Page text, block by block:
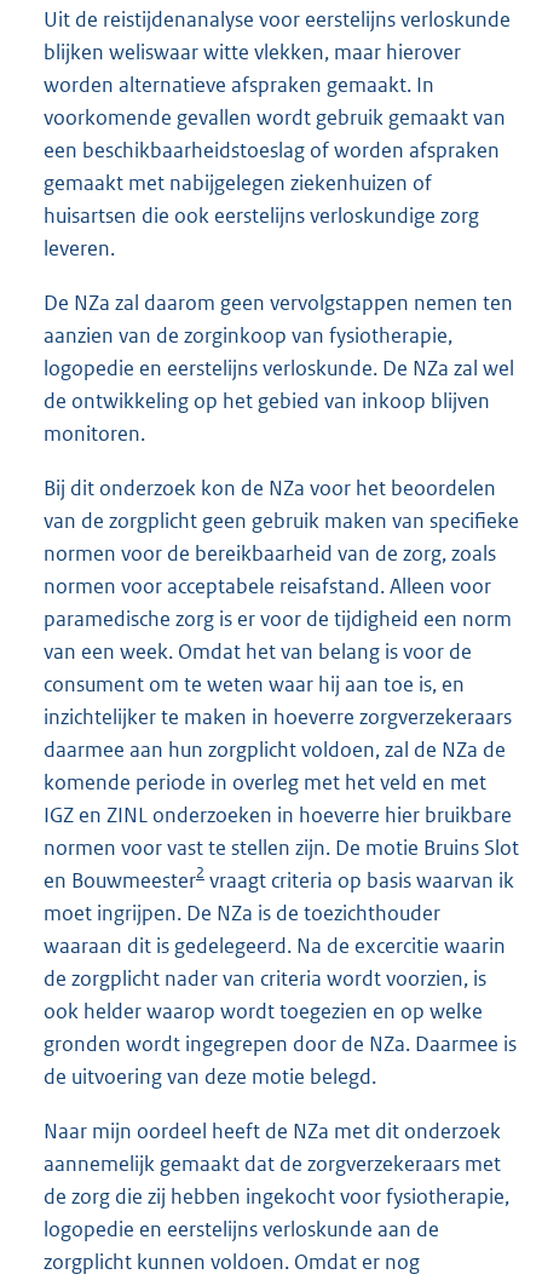
Uit de reistijdenanalyse voor eerstelijns verloskunde
blijken weliswaar witte vlekken, maar hierover
worden alternatieve afspraken gemaakt. In
voorkomende gevallen wordt gebruik gemaakt van
een beschikbaarheidstoeslag of worden afspraken
gemaakt met nabijgelegen ziekenhuizen of
huisartsen die ook eerstelijns verloskundige zorg
leveren.
De NZa zal daarom geen vervolgstappen nemen ten
aanzien van de zorginkoop van fysiotherapie,
logopedie en eerstelijns verloskunde. De NZa zal wel
de ontwikkeling op het gebied van inkoop blijven
monitoren.
Bij dit onderzoek kon de NZa voor het beoordelen
van de zorgplicht geen gebruik maken van specifieke
normen voor de bereikbaarheid van de zorg, zoals
normen voor acceptabele reisafstand. Alleen voor
paramedische zorg is er voor de tijdigheid een norm
van een week. Omdat het van belang is voor de
consument om te weten waar hij aan toe is, en
inzichtelijker te maken in hoeverre zorgverzekeraars
daarmee aan hun zorgplicht voldoen, zal de NZa de
komende periode in overleg met het veld en met
IGZ en ZINL onderzoeken in hoeverre hier bruikbare
normen voor vast te stellen zijn. De motie Bruins Slot
en Bouwmeester2 vraagt criteria op basis waarvan ik
moet ingrijpen. De NZa is de toezichthouder
waaraan dit is gedelegeerd. Na de excercitie waarin
de zorgplicht nader van criteria wordt voorzien, is
ook helder waarop wordt toegezien en op welke
gronden wordt ingegrepen door de NZa. Daarmee is
de uitvoering van deze motie belegd.
Naar mijn oordeel heeft de NZa met dit onderzoek
aannemelijk gemaakt dat de zorgverzekeraars met
de zorg die zij hebben ingekocht voor fysiotherapie,
logopedie en eerstelijns verloskunde aan de
zorgplicht kunnen voldoen. Omdat er nog